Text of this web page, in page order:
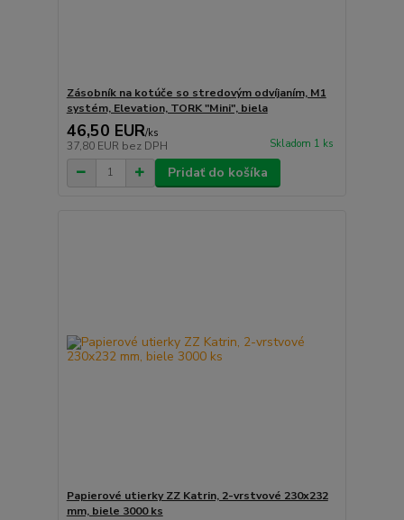
Zásobník na kotúče so stredovým odvíjaním, M1
systém, Elevation, TORK "Mini", biela
46,50 EUR/ks
37,80 EUR bez DPH Skladom 1 ks
Pridať do košíka
Papierové utierky ZZ Katrin, 2-vrstvové 230x232
mm, biele 3000 ks